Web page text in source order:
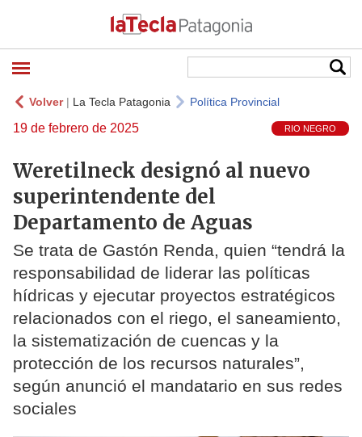
Volver| La Tecla Patagonia Política Provincial
19 de febrero de 2025 RIO NEGRO
Weretilneck designó al nuevo
superintendente del
Departamento de Aguas
Se trata de Gastón Renda, quien “tendrá la
responsabilidad de liderar las políticas
hídricas y ejecutar proyectos estratégicos
relacionados con el riego, el saneamiento,
la sistematización de cuencas y la
protección de los recursos naturales”,
según anunció el mandatario en sus redes
sociales